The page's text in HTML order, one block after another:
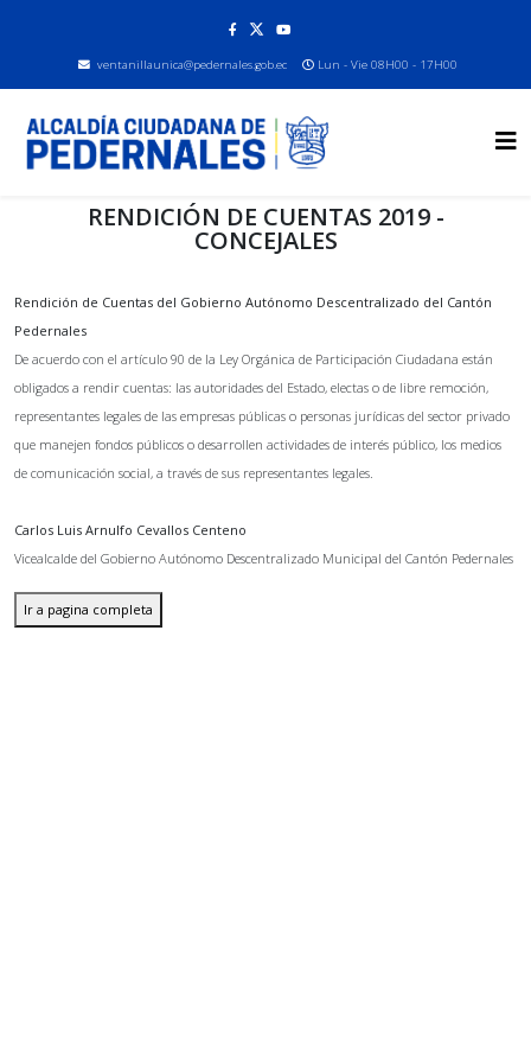
ventanillaunica@pedernales.gob.ec Lun - Vie 08H00 - 17H00
RENDICIÓN DE CUENTAS 2019 -
CONCEJALES
Rendición de Cuentas del Gobierno Autónomo Descentralizado del Cantón
Pedernales
De acuerdo con el artículo 90 de la Ley Orgánica de Participación Ciudadana están
obligados a rendir cuentas: las autoridades del Estado, electas o de libre remoción,
representantes legales de las empresas públicas o personas jurídicas del sector privado
que manejen fondos públicos o desarrollen actividades de interés público, los medios
de comunicación social, a través de sus representantes legales.
Carlos Luis Arnulfo Cevallos Centeno
Vicealcalde del Gobierno Autónomo Descentralizado Municipal del Cantón Pedernales
Ir a pagina completa